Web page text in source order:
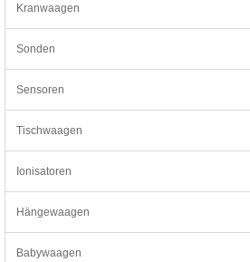
Kranwaagen
Sonden
Sensoren
Tischwaagen
Ionisatoren
Hängewaagen
Babywaagen